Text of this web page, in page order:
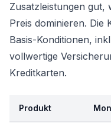
Zusatzleistungen gut,
Preis dominieren. Die
Basis-Konditionen,
vollwertige
Kreditkarten.
Produkt